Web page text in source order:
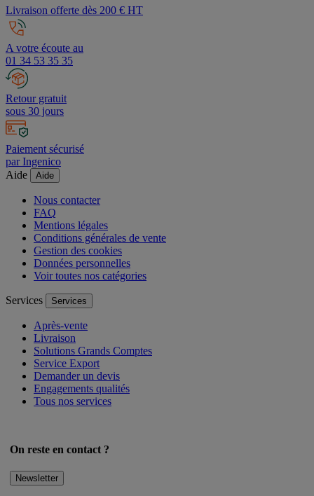
Livraison offerte dès 200 € HT
A votre écoute au
01 34 53 35 35
Retour gratuit
sous 30 jours
Paiement sécurisé
par Ingenico
Aide
Aide
Nous contacter
FAQ
Mentions légales
Conditions générales de vente
Gestion des cookies
Données personnelles
Voir toutes nos catégories
Services Services
Après-vente
Livraison
Solutions Grands Comptes
Service Export
Demander un devis
Engagements qualités
Tous nos services
On reste en contact ?
Newsletter